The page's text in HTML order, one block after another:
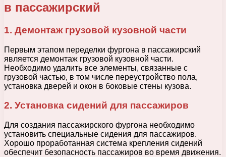
в пассажирский
1. Демонтаж грузовой кузовной части
Первым этапом переделки фургона в пассажирский
является демонтаж грузовой кузовной части.
Необходимо удалить все элементы, связанные с
грузовой частью, в том числе переустройство пола,
установка дверей и окон в боковые стены кузова.
2. Установка сидений для пассажиров
Для создания пассажирского фургона необходимо
установить специальные сидения для пассажиров.
Хорошо проработанная система крепления сидений
обеспечит безопасность пассажиров во время движения.